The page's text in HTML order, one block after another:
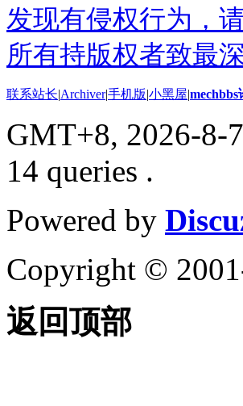
发现有侵权行为，
所有持版权者致最深
联系站长|Archiver|手机版|小黑屋|mechbbs
GMT+8, 2026-8-
14 queries .
Powered by
Copyright ©
返回顶部